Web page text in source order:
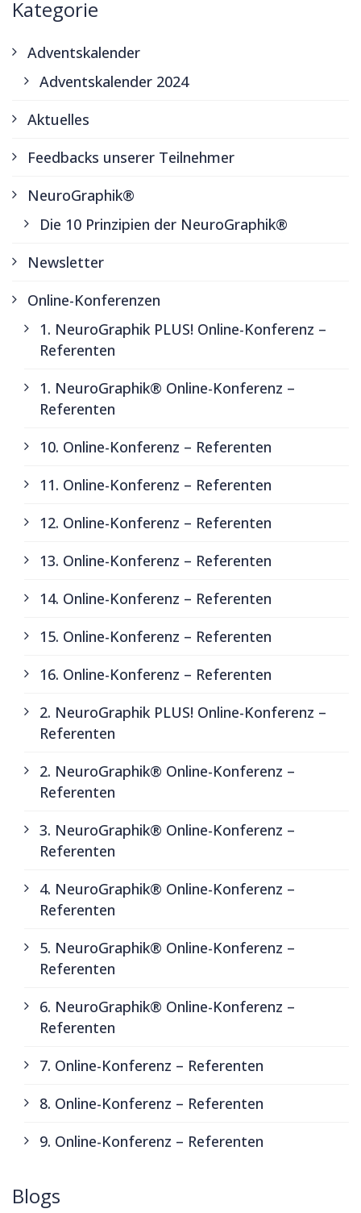
Kategorie
Adventskalender
Adventskalender 2024
Aktuelles
Feedbacks unserer Teilnehmer
NeuroGraphik®
Die 10 Prinzipien der NeuroGraphik®
Newsletter
Online-Konferenzen
1. NeuroGraphik PLUS! Online-Konferenz –
Referenten
1. NeuroGraphik® Online-Konferenz –
Referenten
10. Online-Konferenz – Referenten
11. Online-Konferenz – Referenten
12. Online-Konferenz – Referenten
13. Online-Konferenz – Referenten
14. Online-Konferenz – Referenten
15. Online-Konferenz – Referenten
16. Online-Konferenz – Referenten
2. NeuroGraphik PLUS! Online-Konferenz –
Referenten
2. NeuroGraphik® Online-Konferenz –
Referenten
3. NeuroGraphik® Online-Konferenz –
Referenten
4. NeuroGraphik® Online-Konferenz –
Referenten
5. NeuroGraphik® Online-Konferenz –
Referenten
6. NeuroGraphik® Online-Konferenz –
Referenten
7. Online-Konferenz – Referenten
8. Online-Konferenz – Referenten
9. Online-Konferenz – Referenten
Blogs